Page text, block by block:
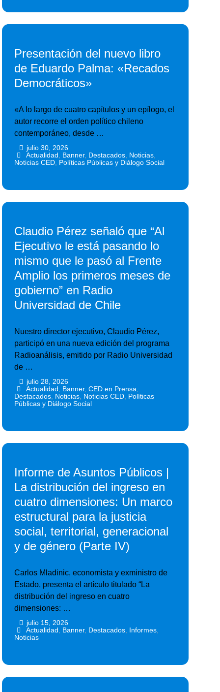
Presentación del nuevo libro
de Eduardo Palma: «Recados
Democráticos»
«A lo largo de cuatro capítulos y un epílogo, el
autor recorre el orden político chileno
contemporáneo, desde …
julio 30, 2026
Actualidad Banner, Destacados, Noticias,
Noticias CED Políticas Públicas y Diálogo Social
Claudio Pérez señaló que “Al
Ejecutivo le está pasando lo
mismo que le pasó al Frente
Amplio los primeros meses de
gobierno” en Radio
Universidad de Chile
Nuestro director ejecutivo, Claudio Pérez,
participó en una nueva edición del programa
Radioanálisis, emitido por Radio Universidad
de …
julio 28, 2026
Actualidad Banner, CED en Prensa
Destacados Noticias Noticias CED Políticas
Públicas y Diálogo Social
Informe de Asuntos Públicos |
La distribución del ingreso en
cuatro dimensiones: Un marco
estructural para la justicia
social, territorial, generacional
y de género (Parte IV)
Carlos Mladinic, economista y exministro de
Estado, presenta el artículo titulado “La
distribución del ingreso en cuatro
dimensiones: …
julio 15, 2026
Actualidad Banner, Destacados, Informes,
Noticias